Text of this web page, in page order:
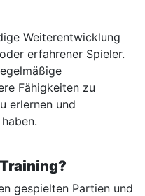
Weiterentwicklung
erfahrener Spieler.
Fähigkeiten zu
erlernen und
gespielten Partien und